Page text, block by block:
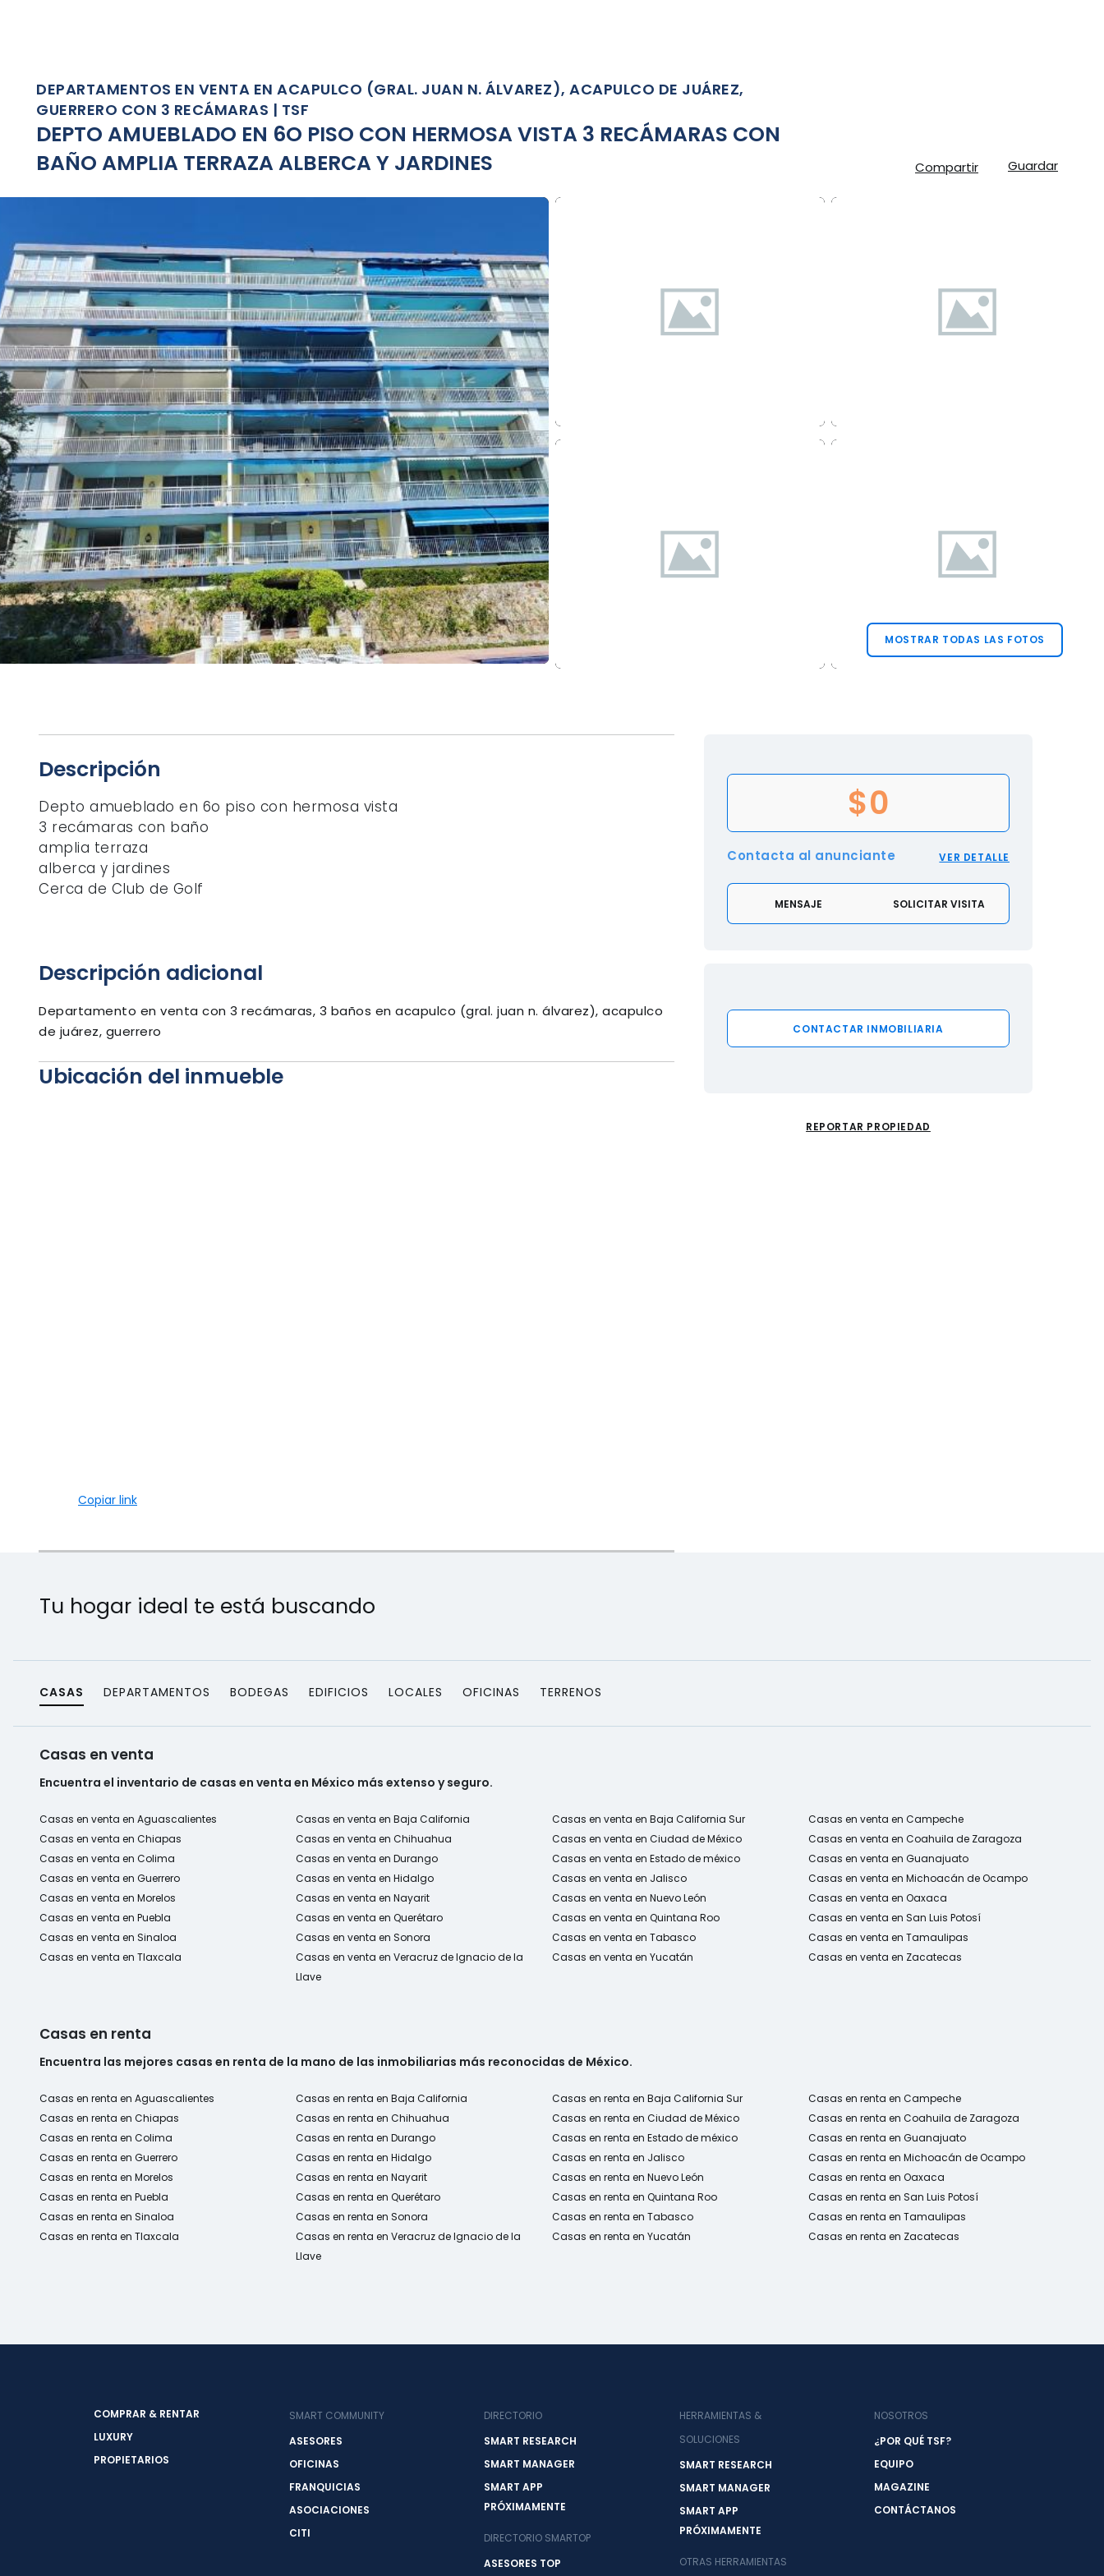
DEPARTAMENTOS EN VENTA EN ACAPULCO (GRAL. JUAN N. ÁLVAREZ), ACAPULCO DE JUÁREZ,
GUERRERO CON 3 RECÁMARAS | TSF
DEPTO AMUEBLADO EN 6O PISO CON HERMOSA VISTA 3 RECÁMARAS CON
BAÑO AMPLIA TERRAZA ALBERCA Y JARDINES
Compartir Guardar
MOSTRAR TODAS LAS FOTOS
Descripción
Depto amueblado en 6o piso con hermosa vista
3 recámaras con baño
amplia terraza
alberca y jardines
Cerca de Club de Golf
Descripción adicional
Departamento en venta con 3 recámaras, 3 baños en acapulco (gral. juan n. álvarez), acapulco
de juárez, guerrero
Ubicación del inmueble
Copiar link
$0
Contacta al anunciante VER DETALLE
MENSAJE SOLICITAR VISITA
CONTACTAR INMOBILIARIA
REPORTAR PROPIEDAD
Tu hogar ideal te está buscando
CASAS DEPARTAMENTOS BODEGAS EDIFICIOS LOCALES OFICINAS TERRENOS
Casas en venta
Encuentra el inventario de casas en venta en México más extenso y seguro.
Casas en venta en Aguascalientes Casas en venta en Baja California Casas en venta en Baja California Sur
Casas en venta en Campeche
Casas en venta en Chiapas
Casas en venta en Chihuahua Casas en venta en Ciudad de México
Casas en venta en Coahuila de Zaragoza
Casas en venta en Colima
Casas en venta en Durango Casas en venta en Estado de méxico
Casas en venta en Guanajuato
Casas en venta en Guerrero
Casas en venta en Hidalgo Casas en venta en Jalisco
Casas en venta en Michoacán de Ocampo
Casas en venta en Morelos
Casas en venta en Nayarit Casas en venta en Nuevo León
Casas en venta en Oaxaca
Casas en venta en Puebla
Casas en venta en Querétaro Casas en venta en Quintana Roo
Casas en venta en San Luis Potosí
Casas en venta en Sinaloa
Casas en venta en Sonora Casas en venta en Tabasco
Casas en venta en Tamaulipas
Casas en venta en Tlaxcala
Casas en venta en Veracruz de Ignacio de la
Llave
Casas en venta en Yucatán Casas en venta en Zacatecas
Casas en renta
Encuentra las mejores casas en renta de la mano de las inmobiliarias más reconocidas de México.
Casas en renta en Aguascalientes Casas en renta en Baja California Casas en renta en Baja California Sur
Casas en renta en Campeche
Casas en renta en Chiapas
Casas en renta en Chihuahua Casas en renta en Ciudad de México
Casas en renta en Coahuila de Zaragoza
Casas en renta en Colima
Casas en renta en Durango Casas en renta en Estado de méxico
Casas en renta en Guanajuato
Casas en renta en Guerrero
Casas en renta en Hidalgo Casas en renta en Jalisco
Casas en renta en Michoacán de Ocampo
Casas en renta en Morelos
Casas en renta en Nayarit Casas en renta en Nuevo León
Casas en renta en Oaxaca
Casas en renta en Puebla
Casas en renta en Querétaro Casas en renta en Quintana Roo
Casas en renta en San Luis Potosí
Casas en renta en Sinaloa
Casas en renta en Sonora Casas en renta en Tabasco
Casas en renta en Tamaulipas
Casas en renta en Tlaxcala
Casas en renta en Veracruz de Ignacio de la
Llave
Casas en renta en Yucatán Casas en renta en Zacatecas
COMPRAR & RENTAR
LUXURY
PROPIETARIOS
SMART COMMUNITY
ASESORES
OFICINAS
FRANQUICIAS
ASOCIACIONES
CITI
DIRECTORIO
SMART RESEARCH
SMART MANAGER
SMART APP
PRÓXIMAMENTE
DIRECTORIO SMARTOP
ASESORES TOP
HERRAMIENTAS &
SOLUCIONES
SMART RESEARCH
SMART MANAGER
SMART APP
PRÓXIMAMENTE
OTRAS HERRAMIENTAS
NOSOTROS
¿POR QUÉ TSF?
EQUIPO
MAGAZINE
CONTÁCTANOS